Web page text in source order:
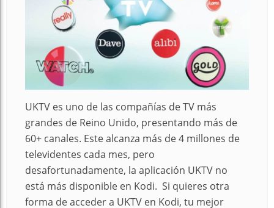
UKTV es uno de las compañías de TV más
grandes de Reino Unido, presentando más de
60+ canales. Este alcanza más de 4 millones de
televidentes cada mes, pero
desafortunadamente, la aplicación UKTV no
está más disponible en Kodi. Si quieres otra
forma de acceder a UKTV en Kodi, tu mejor